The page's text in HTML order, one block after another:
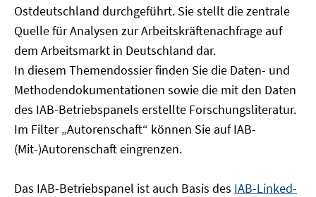
Ostdeutschland durchgeführt. Sie stellt die zentrale
Quelle für Analysen zur Arbeitskräftenachfrage auf
dem Arbeitsmarkt in Deutschland dar.
In diesem Themendossier finden Sie die Daten- und
Methodendokumentationen sowie die mit den Daten
des IAB-Betriebspanels erstellte Forschungsliteratur.
Im Filter „Autorenschaft“ können Sie auf IAB-
(Mit-)Autorenschaft eingrenzen.
Das IAB-Betriebspanel ist auch Basis des IAB-Linked-